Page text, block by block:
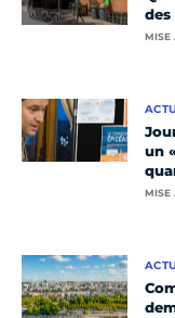
des
MISE
un
MISE